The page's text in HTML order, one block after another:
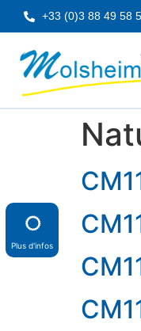
+33 (0)3 88 49 58
Plus d'infos
Panneau de gestion